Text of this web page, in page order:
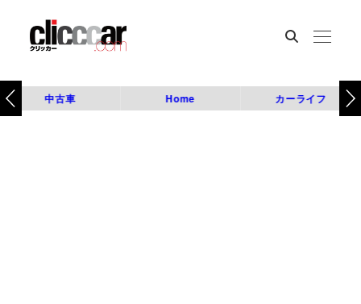
中古車 Home カーライフ